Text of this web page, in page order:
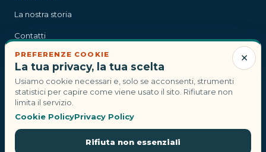
La nostra storia
Contatti
Stampa
Contatti
info@compagnidiviaggi.it
×
PREFERENZE COOKIE
La tua privacy, la tua scelta
Usiamo cookie necessari e, solo se acconsenti, strumenti
statistici per capire come viene usato il sito. Rifiutare non
limita il servizio.
Cookie PolicyPrivacy Policy
Rifiuta non essenziali